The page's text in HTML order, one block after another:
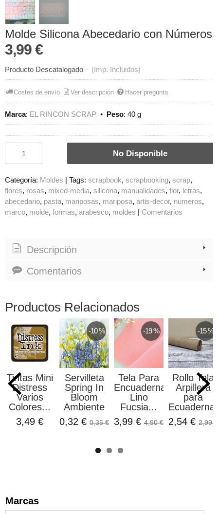
Marcas
Molde Silicona Abecedario con Números
3,99 €
Producto Descatalogado - (Imp. Incluidos)
Costes de envío Ver descripción Hacer pregunta
Marca: EL RINCON SCRAP • Peso: 40 g
No Disponible
Categoría: Moldes | Tags: scrapbook scrapbooking scrap
flores rosas mixed-media silicona manualidades flor letras
abecedario pasta mariposas mariposa artis-decor numeros
marco molde formas arabesco moldes | Comentarios
Descripción
Comentarios
Productos Relacionados
Tintas Mini
Distress
Varios
Colores...
3,49 €
-10 %
Servilleta
Spring In
Bloom
Ambiente
0,32 € 0,35 €
-19 %
Tela Para
Encuadernar
Lino
Fucsia...
3,99 € 4,90 €
-15 %
Rollo Tela
Arpillera
para
2,54 € 2,99 €